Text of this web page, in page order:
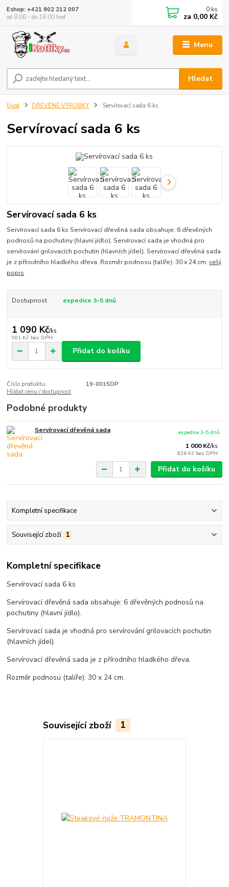
Menu
Hledat
Eshop: +421 902 212 007
od 8:00 - do 16:00 hod
0 ks
za 0,00 Kč
Úvod DŘEVĚNÉ VÝROBKY Servírovací sada 6 ks
Servírovací sada 6 ks
Servírovací sada 6 ks
Servírovací sada 6 ks Servírovací dřevěná sada obsahuje: 6 dřevěných
podnosů na pochutiny (hlavní jídlo). Servírovací sada je vhodná pro
servírování grilovacích pochutin (hlavních jídel). Servírovací dřevěná sada
je z přírodního hladkého dřeva. Rozměr podnosu (talíře): 30 x 24 cm. celý
popis
Dostupnost expedice 3-5 dnů
1 090 Kč/ks
901 Kč bez DPH
Přidat do košíku
Číslo produktu:
19-0015DP
Hlídat cenu / dostupnost
Podobné produkty
Servírovací dřevěná sada
1 000 Kč/ks
826 Kč bez DPH
expedice 3-5 dnů
Přidat do košíku
Kompletní specifikace
Související zboží 1
Kompletní specifikace
Servírovací sada 6 ks
Servírovací dřevěná sada obsahuje: 6 dřevěných podnosů na
pochutiny (hlavní jídlo).
Servírovací sada je vhodná pro servírování grilovacích pochutin
(hlavních jídel).
Servírovací dřevěná sada je z přírodního hladkého dřeva.
Rozměr podnosu (talíře): 30 x 24 cm.
Související zboží 1